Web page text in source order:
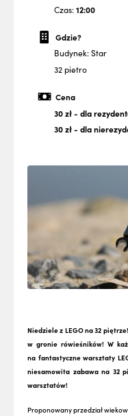
Czas:12:00
Gdzie?
Budynek: Star
32 pietro
Cena
30 zł- dla
30 zł- dla
Niedziele z LEGO na 32
w gronie rówieśników! W
na fantastyczne warsztaty
niesamowita zabawa na 32
warsztatów!
Proponowany przedział